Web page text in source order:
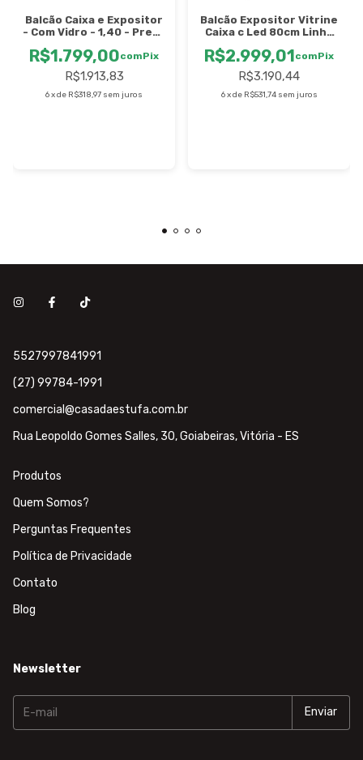
Balcão Caixa e Expositor
- Com Vidro - 1,40 - Preto
R$1.913,83
6xde R$318,97 sem juros
R$1.799,00comPix
Balcão Expositor Vitrine
Caixa c Led 80cm Linha
R$3.190,44
6 xde R$531,74 sem juros
R$2.999,01comPix
5527997841991
(27) 99784-1991
comercial@casadaestufa.com.br
Rua Leopoldo Gomes Salles, 30, Goiabeiras, Vitória - ES
Produtos
Quem Somos?
Perguntas Frequentes
Política de Privacidade
Contato
Blog
Newsletter